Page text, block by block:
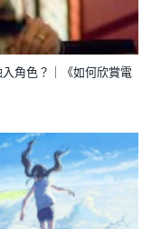
角色？｜《如何欣賞電